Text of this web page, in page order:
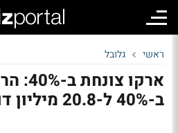
ראשי גלובל
ארקו
ב-40% ל-20.8 מיליון דולר